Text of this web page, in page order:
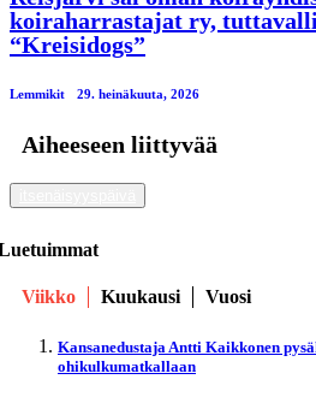
koiraharrastajat ry,
“Kreisidogs”
Lemmikit 29. heinäkuuta, 2026
Aiheeseen liittyvää
Viikko Kuukausi Vuosi
Kansanedustaja Antti Kaikkonen
ohikulkumatkallaan